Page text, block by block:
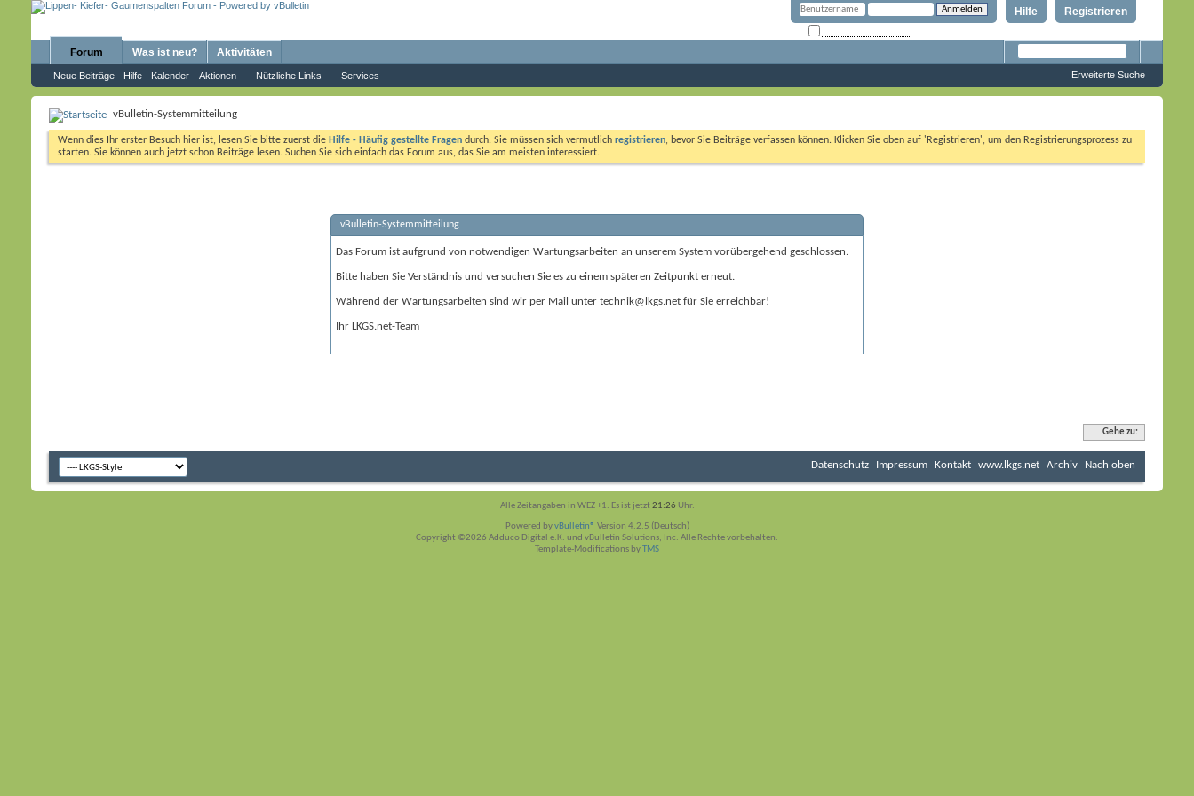
Registrieren
Hilfe
Forum
Neue Beiträge Hilfe Kalender Aktionen Nützliche Links Services
Was ist neu? Aktivitäten
Erweiterte Suche
vBulletin-Systemmitteilung
Wenn dies Ihr erster Besuch hier ist, lesen Sie bitte zuerst die Hilfe - Häufig gestellte Fragen durch. Sie müssen sich vermutlich registrieren, bevor Sie Beiträge verfassen können. Klicken Sie oben auf 'Registrieren', um den Registrierungsprozess zu
starten. Sie können auch jetzt schon Beiträge lesen. Suchen Sie sich einfach das Forum aus, das Sie am meisten interessiert.
vBulletin-Systemmitteilung
Das Forum ist aufgrund von notwendigen Wartungsarbeiten an unserem System vorübergehend geschlossen.
Bitte haben Sie Verständnis und versuchen Sie es zu einem späteren Zeitpunkt erneut.
Während der Wartungsarbeiten sind wir per Mail unter technik@lkgs.net für Sie erreichbar!
Ihr LKGS.net-Team
Gehe zu:
Datenschutz Impressum Kontakt www.lkgs.net Archiv Nach oben
Alle Zeitangaben in WEZ +1. Es ist jetzt21:26 Uhr.
Powered byvBulletin® Version 4.2.5 (Deutsch)
Copyright ©2026 Adduco Digital e.K. und vBulletin Solutions, Inc. Alle Rechte vorbehalten.
Template-Modifications byTMS